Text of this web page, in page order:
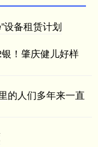
设备租赁计划
！肇庆健儿好样
的人们多年来一直